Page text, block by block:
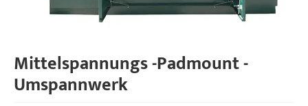
Mittelspannungs -Padmount -
Umspannwerk